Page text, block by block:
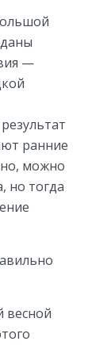
—
ранние
можно
но тогда
весной